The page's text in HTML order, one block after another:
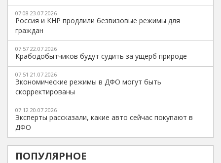
07:08 23.07.2026
Россия и КНР продлили безвизовые режимы для
граждан
07:57 22.07.2026
Крабодобытчиков будут судить за ущерб природе
07:51 21.07.2026
Экономические режимы в ДФО могут быть
скорректированы
07:12 20.07.2026
Эксперты рассказали, какие авто сейчас покупают в
ДФО
ПОПУЛЯРНОЕ